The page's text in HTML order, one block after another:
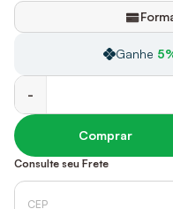
Ganhe
-
Comprar
Consulte seu Frete